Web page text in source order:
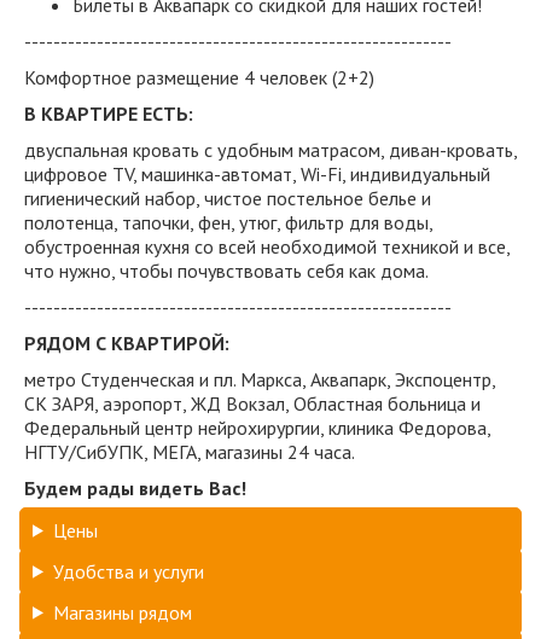
-----------------------------------------------------------
Комфортное размещение 4 человек (2+2)
В КВАРТИРЕ ЕСТЬ:
двуспальная кровать с удобным матрасом, диван-кровать,
цифровое TV, машинка-автомат, Wi-Fi, индивидуальный
гигиенический набор, чистое постельное белье и
полотенца, тапочки, фен, утюг, фильтр для воды,
обустроенная кухня со всей необходимой техникой и все,
что нужно, чтобы почувствовать себя как дома.
-----------------------------------------------------------
РЯДОМ С КВАРТИРОЙ:
метро Студенческая и пл. Маркса, Аквапарк, Экспоцентр,
СК ЗАРЯ, аэропорт, ЖД Вокзал, Областная больница и
Федеральный центр нейрохирургии, клиника Федорова,
НГТУ/СибУПК, МЕГА, магазины 24 часа.
Будем рады видеть Вас!
Цены
Удобства и услуги
Магазины рядом